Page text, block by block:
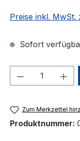
Preise inkl. MwSt.
Sofort
Produkt
Zum Merkzettel
Produktnummer: